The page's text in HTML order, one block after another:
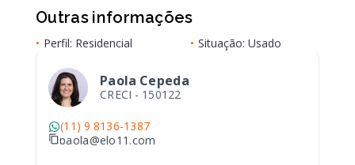
Outras informações
• Perfil: Residencial • Situação: Usado
Paola Cepeda
CRECI - 150122
(11) 9 8136-1387
paola@elo11.com